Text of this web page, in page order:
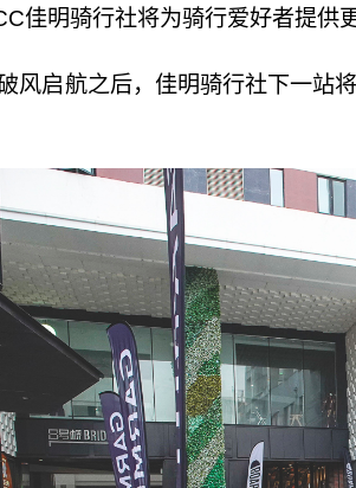
佳明骑行社将为骑行爱好者提供
风启航之后，佳明骑行社下一站